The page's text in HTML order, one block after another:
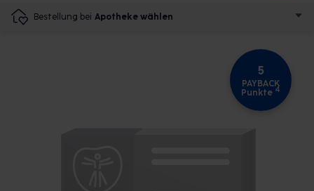
Bestellung bei Apotheke wählen
5
PAYBACK
Punkte 4